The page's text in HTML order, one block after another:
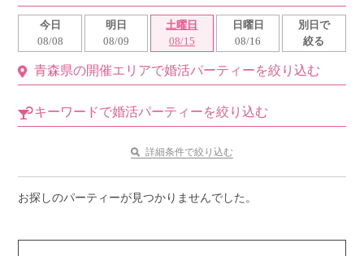
お問い合わせ
利用規約
個人情報保護方針launch
子どもの安全基準に関するポリシー launch
公式アカウントで最新情報を配信中！
今日
08/08
明日
08/09
土曜日
08/15
日曜日
08/16
別日で
絞る
青森県の開催エリアで婚活パーティーを絞り込む
キーワードで婚活パーティーを絞り込む
詳細条件で絞り込む
お探しのパーティーが見つかりませんでした。